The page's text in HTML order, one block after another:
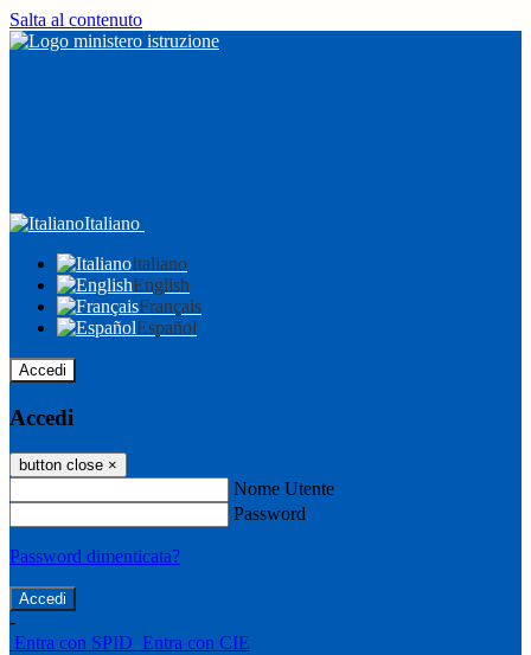
Salta al contenuto
Italiano
Italiano
English
Français
Español
Accedi
Accedi
button close ×
Nome Utente
Password
Password dimenticata?
-
Entra con SPID Entra con CIE